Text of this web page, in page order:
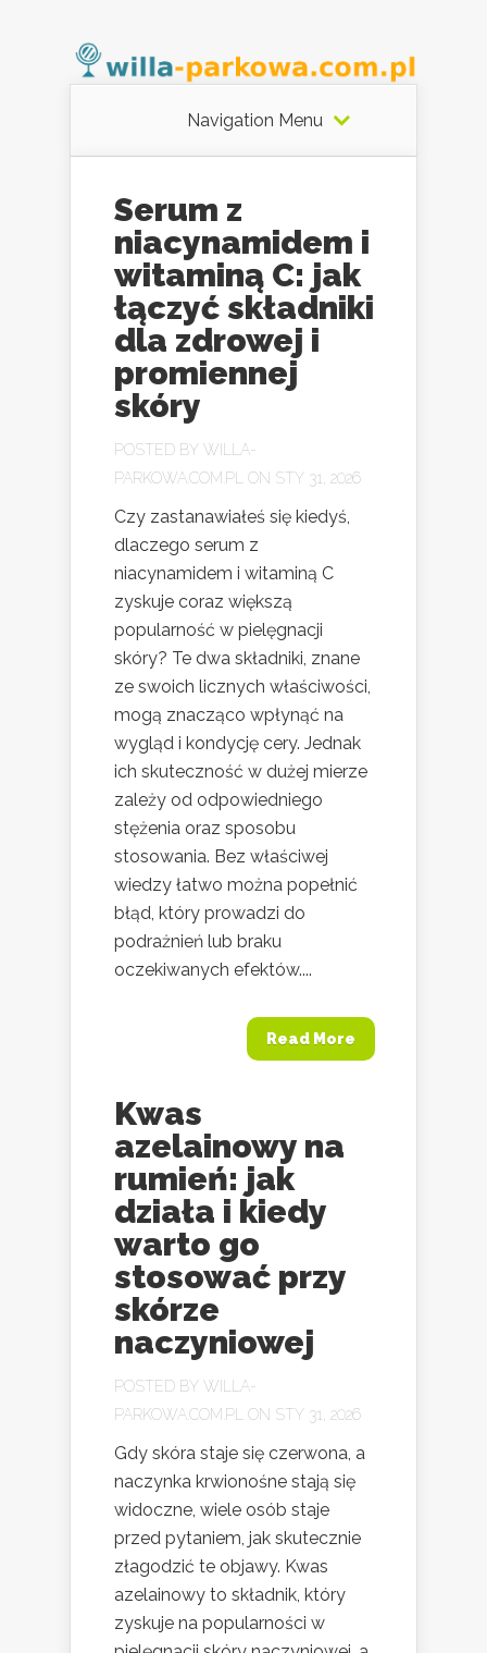
Navigation Menu
Serum z
niacynamidem i
witaminą C: jak
łączyć składniki
dla zdrowej i
promiennej
skóry
POSTED BY WILLA-
PARKOWA.COM.PL
ON STY 31, 2026
Czy zastanawiałeś się kiedyś,
dlaczego serum z
niacynamidem i witaminą C
zyskuje coraz większą
popularność w pielęgnacji
skóry? Te dwa składniki, znane
ze swoich licznych właściwości,
mogą znacząco wpłynąć na
wygląd i kondycję cery. Jednak
ich skuteczność w dużej mierze
zależy od odpowiedniego
stężenia oraz sposobu
stosowania. Bez właściwej
wiedzy łatwo można popełnić
błąd, który prowadzi do
podrażnień lub braku
oczekiwanych efektów....
Read More
Kwas
azelainowy na
rumień: jak
działa i kiedy
warto go
stosować przy
skórze
naczyniowej
POSTED BY WILLA-
PARKOWA.COM.PL
ON STY 31, 2026
Gdy skóra staje się czerwona, a
naczynka krwionośne stają się
widoczne, wiele osób staje
przed pytaniem, jak skutecznie
złagodzić te objawy. Kwas
azelainowy to składnik, który
zyskuje na popularności w